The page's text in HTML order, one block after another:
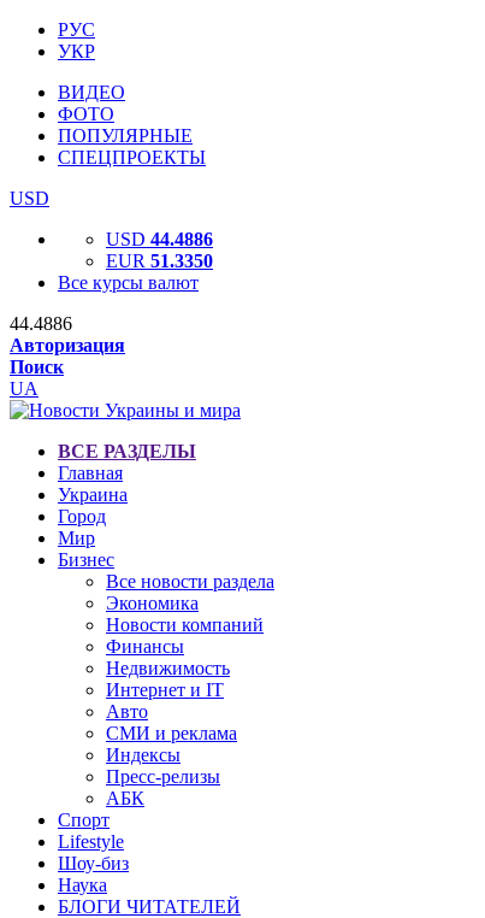
РУС
УКР
ВИДЕО
ФОТО
ПОПУЛЯРНЫЕ
СПЕЦПРОЕКТЫ
USD
USD 44.4886
EUR 51.3350
Все курсы валют
44.4886
Авторизация
Поиск
UA
ВСЕ РАЗДЕЛЫ
Главная
Украина
Город
Мир
Бизнес
Все новости раздела
Экономика
Новости компаний
Финансы
Недвижимость
Интернет и IT
Авто
СМИ и реклама
Индексы
Пресс-релизы
АБК
Спорт
Lifestyle
Шоу-биз
Наука
БЛОГИ ЧИТАТЕЛЕЙ